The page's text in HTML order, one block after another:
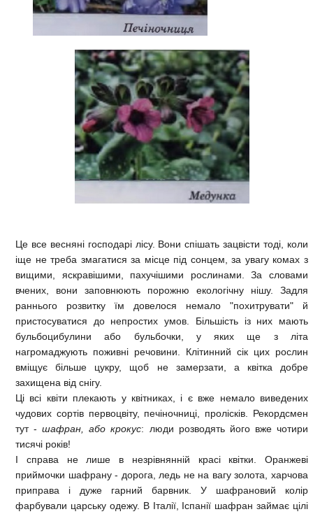
Це все весняні господарі лісу. Вони спішать зацвісти тоді, коли
іще не треба змагатися за місце під сонцем, за увагу комах з
вищими, яскравішими, пахучішими рослинами. За словами
вчених, вони заповнюють порожню екологічну нішу. Задля
раннього розвитку їм довелося немало "похитрувати" й
пристосуватися до непростих умов. Більшість із них мають
бульбоцибулини або бульбочки, у яких ще з літа
нагромаджують поживні речовини. Клітинний сік цих рослин
вміщує більше цукру, щоб не замерзати, а квітка добре
захищена від снігу.
Ці всі квіти плекають у квітниках, і є вже немало виведених
чудових сортів первоцвіту, печіночниці, пролісків. Рекордсмен
тут -шафран, або крокус: люди розводять його вже чотири
тисячі років!
І справа не лише в незрівнянній красі квітки. Оранжеві
приймочки шафрану - дорога, ледь не на вагу золота, харчова
приправа і дуже гарний барвник. У шафрановий колір
фарбували царську одежу. В Італії, Іспанії шафран займає цілі